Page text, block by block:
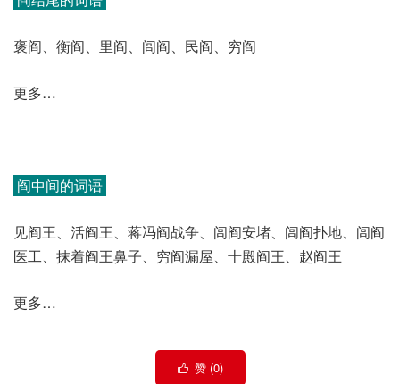
褒阎、衡阎、里阎、闾阎、民阎、穷阎
更多…
阎中间的词语
见阎王、活阎王、蒋冯阎战争、闾阎安堵、闾阎扑地、闾阎
医工、抹着阎王鼻子、穷阎漏屋、十殿阎王、赵阎王
更多…
 赞 (0)